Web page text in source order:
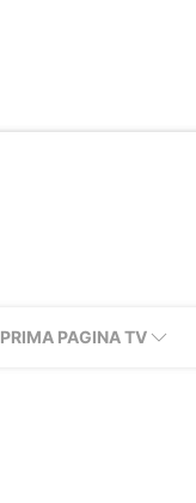
PRIMA PAGINA TV